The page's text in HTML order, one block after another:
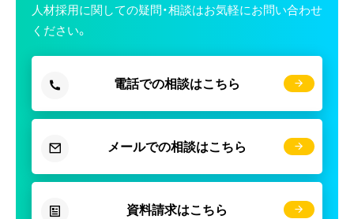
人材採用に関しての疑問・相談はお気軽にお問い合わせ
ください。
電話での相談はこちら
メールでの相談はこちら
資料請求はこちら